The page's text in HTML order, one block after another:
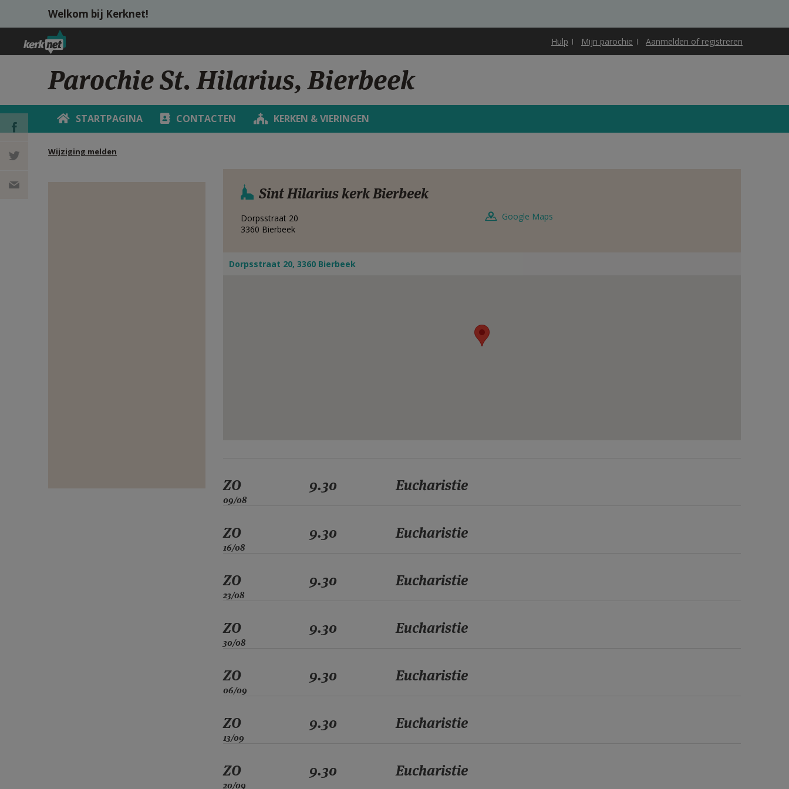
Overslaan en naar de inhoud gaan
Welkom bij Kerknet!
Hulp Mijn parochie Aanmelden of registreren
Parochie St. Hilarius, Bierbeek
STARTPAGINA CONTACTEN KERKEN & VIERINGEN
Wijziging melden
DEEL OP
FACEBOOK
DEEL OP Sint Hilarius kerk Bierbeek
Dorpsstraat 20
3360 Bierbeek
Google Maps
Dorpsstraat 20, 3360 Bierbeek
ZO
09/08
9.30 Eucharistie
ZO
16/08
9.30 Eucharistie
ZO
23/08
9.30 Eucharistie
ZO
30/08
9.30 Eucharistie
ZO
06/09
9.30 Eucharistie
ZO
13/09
9.30 Eucharistie
ZO
20/09
9.30 Eucharistie